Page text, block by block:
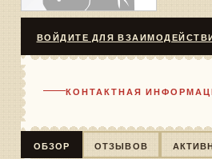
ВОЙДИТЕ ДЛЯ
КОНТАКТНАЯ
ОБЗОР ОТЗЫВОВ